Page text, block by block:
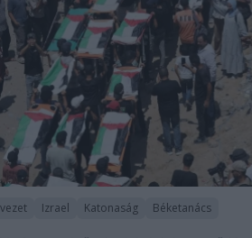
Izrael Katonaság Béketanács